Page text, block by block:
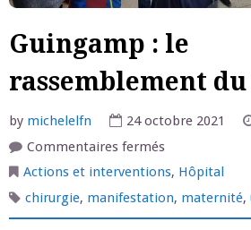
Guingamp : le
rassemblement
by michelelfn 24 octobre 2021
Commentaires ferméssur
:
le
du
23
Actions et interventions, Hôpital
chirurgie, manifestation, maternité,